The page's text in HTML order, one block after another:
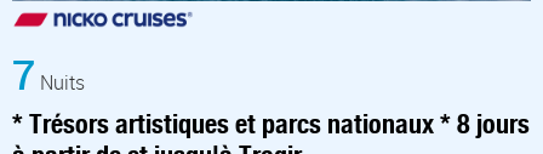
7 Nuits
* Trésors artistiques et parcs nationaux * 8 jours